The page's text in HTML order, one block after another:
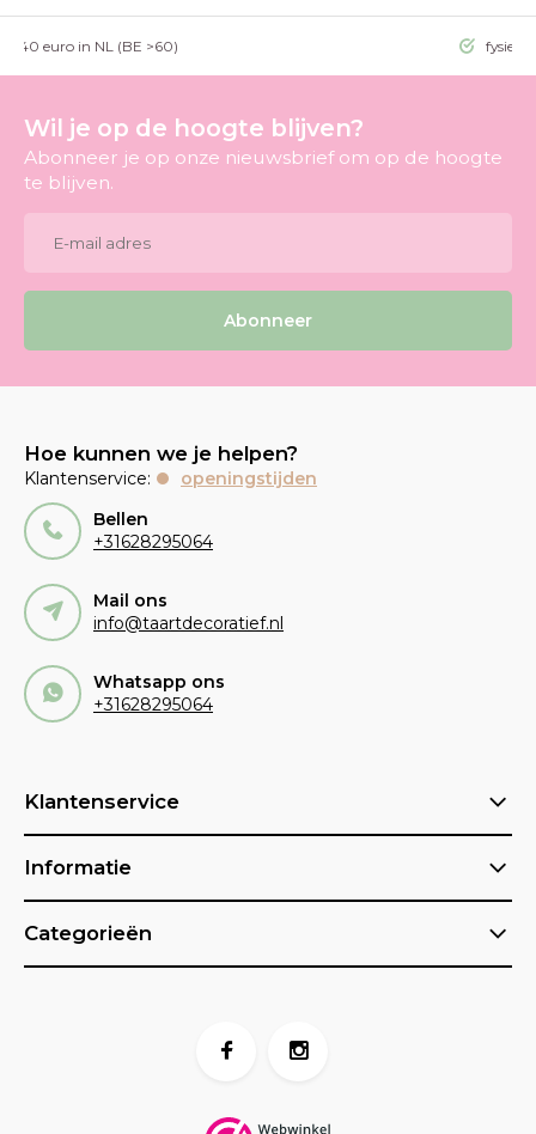
>40 euro in NL (BE >60) fysieke
Wil je op de hoogte blijven?
Abonneer je op onze nieuwsbrief om op de hoogte
te blijven.
Abonneer
Hoe kunnen we je helpen?
Klantenservice:
openingstijden
Bellen
+31628295064
Mail ons
info@taartdecoratief.nl
Whatsapp ons
+31628295064
Klantenservice
Informatie
Categorieën